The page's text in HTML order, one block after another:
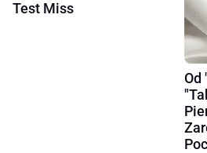
Test Miss
Od